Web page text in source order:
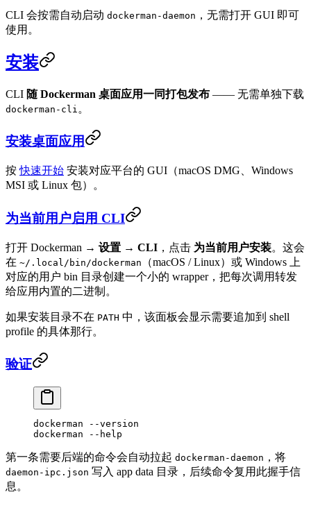
CLI 会按需自动启动 dockerman-daemon ，无需打开 GUI 即可
使用。
安装
CLI 随 Dockerman 桌面应用一同打包发布 —— 无需单独下载
dockerman-cli 。
安装桌面应用
按快速开始 安装对应平台的 GUI（macOS DMG、Windows
MSI 或 Linux 包）。
为当前用户启用 CLI
打开 Dockerman → 设置 → CLI ，点击 为当前用户安装。这会
在 ~/.local/bin/dockerman
（macOS / Linux）或 Windows 上
对应的用户 bin 目录创建一个小的 wrapper，把每次调用转发
给应用内置的二进制。
如果安装目录不在 PATH 中，该面板会显示需要追加到 shell
profile 的具体那行。
验证
dockerman --version
dockerman --help
第一条需要后端的命令会自动拉起 dockerman-daemon ，将
daemon-ipc.json 写入 app data 目录，后续命令复用此握手信
息。